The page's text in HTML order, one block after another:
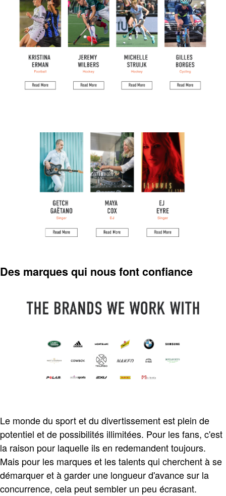
Des marques qui nous font confiance
Le monde du sport et du divertissement est plein de
potentiel et de possibilités illimitées. Pour les fans, c'est
la raison pour laquelle ils en redemandent toujours.
Mais pour les marques et les talents qui cherchent à se
démarquer et à garder une longueur d'avance sur la
concurrence, cela peut sembler un peu écrasant.